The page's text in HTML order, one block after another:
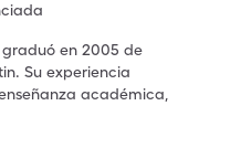
graduó en 2005 de
Su experiencia
académica,